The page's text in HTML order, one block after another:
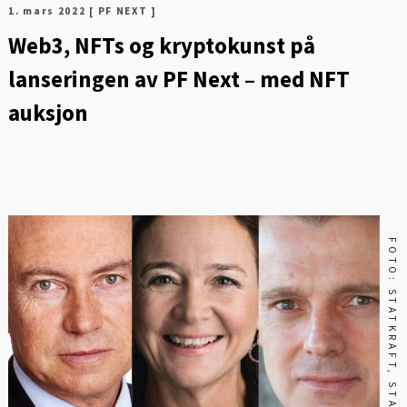
1. mars 2022 [ PF NEXT ]
Web3, NFTs og kryptokunst på
lanseringen av PF Next – med NFT
auksjon